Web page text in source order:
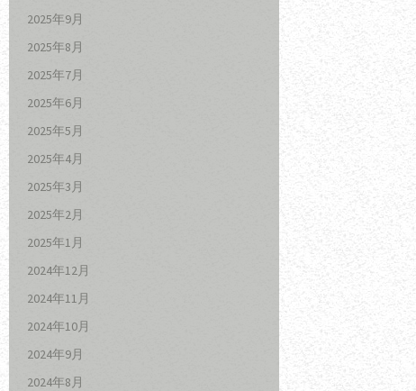
2025年9月
2025年8月
2025年7月
2025年6月
2025年5月
2025年4月
2025年3月
2025年2月
2025年1月
2024年12月
2024年11月
2024年10月
2024年9月
2024年8月